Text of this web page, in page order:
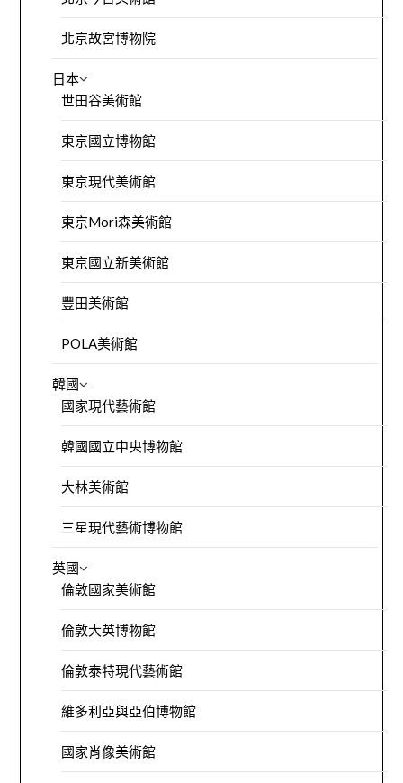
北京故宮博物院
日本
世田谷美術館
東京國立博物館
東京現代美術館
東京Mori森美術館
東京國立新美術館
豐田美術館
POLA美術館
韓國
國家現代藝術館
韓國國立中央博物館
大林美術館
三星現代藝術博物館
英國
倫敦國家美術館
倫敦大英博物館
倫敦泰特現代藝術館
維多利亞與亞伯博物館
國家肖像美術館